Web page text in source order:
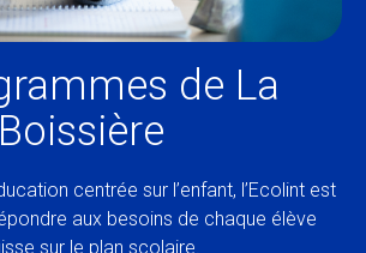
de La
centrée sur l’enfant, l’Ecolint est
aux besoins de chaque élève
sur le plan scolaire.